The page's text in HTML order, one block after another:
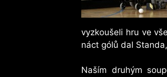
vyzkoušeli hru ve
náct gólů dal
Naším druhým